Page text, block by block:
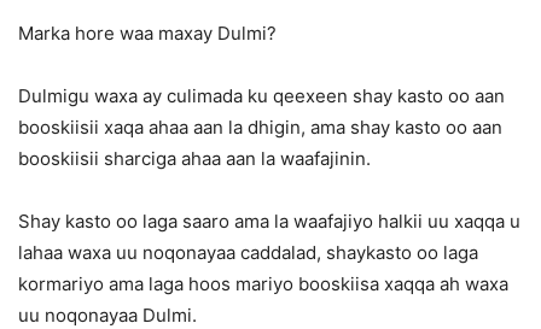
Marka hore waa maxay Dulmi?
Dulmigu waxa ay culimada ku qeexeen shay kasto oo aan
booskiisii xaqa ahaa aan la dhigin, ama shay kasto oo aan
booskiisii sharciga ahaa aan la waafajinin.
Shay kasto oo laga saaro ama la waafajiyo halkii uu xaqqa u
lahaa waxa uu noqonayaa caddalad, shaykasto oo laga
kormariyo ama laga hoos mariyo booskiisa xaqqa ah waxa
uu noqonayaa Dulmi.